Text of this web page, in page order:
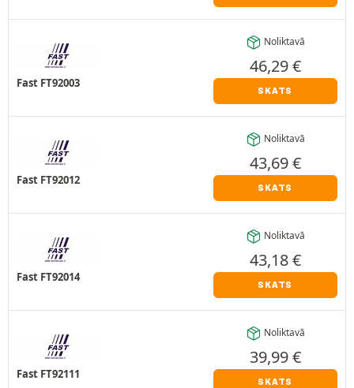
Fast FT92003
Noliktavā
46,29€
SKATS
Fast FT92012
Noliktavā
43,69€
SKATS
Fast FT92014
Noliktavā
43,18€
SKATS
Fast FT92111
Noliktavā
39,99€
SKATS